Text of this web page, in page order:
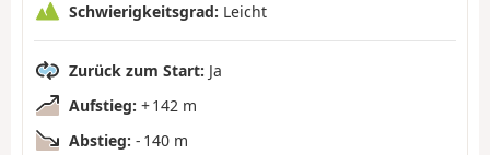
Schwierigkeitsgrad: Leicht
Zurück zum Start: Ja
Aufstieg: + 142 m
Abstieg: - 140 m